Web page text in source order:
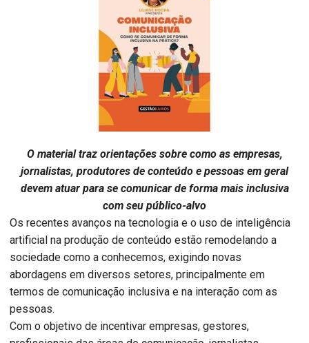
O material traz orientações sobre como as empresas,
jornalistas, produtores de conteúdo e pessoas em geral
devem atuar para se comunicar de forma mais inclusiva
com seu público-alvo
Os recentes avanços na tecnologia e o uso de inteligência
artificial na produção de conteúdo estão remodelando a
sociedade como a conhecemos, exigindo novas
abordagens em diversos setores, principalmente em
termos de comunicação inclusiva e na interação com as
pessoas.
Com o objetivo de incentivar empresas, gestores,